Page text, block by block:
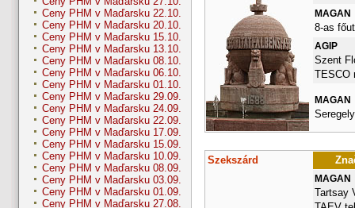
Ceny PHM v Maďarsku 22.10.
Ceny PHM v Maďarsku 20.10.
Ceny PHM v Maďarsku 15.10.
Ceny PHM v Maďarsku 13.10.
Ceny PHM v Maďarsku 08.10.
Ceny PHM v Maďarsku 06.10.
Ceny PHM v Maďarsku 01.10.
Ceny PHM v Maďarsku 29.09.
Ceny PHM v Maďarsku 24.09.
Ceny PHM v Maďarsku 22.09.
Ceny PHM v Maďarsku 17.09.
Ceny PHM v Maďarsku 15.09.
Ceny PHM v Maďarsku 10.09.
Ceny PHM v Maďarsku 08.09.
Ceny PHM v Maďarsku 03.09.
Ceny PHM v Maďarsku 01.09.
Ceny PHM v Maďarsku 27.08.
MAGAN
8-as
AGIP
Szent
TESCO
MAGAN
Szekszárd
MAGAN
Tartsay